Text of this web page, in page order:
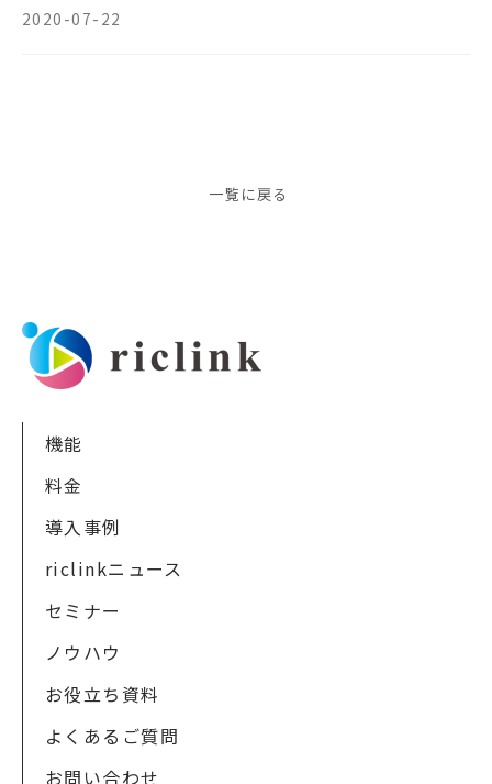
2020-07-22
一覧に戻る
機能
料金
導入事例
riclinkニュース
セミナー
ノウハウ
お役立ち資料
よくあるご質問
お問い合わせ